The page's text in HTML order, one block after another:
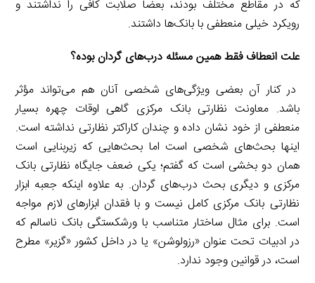
که در مقاطع مختلف بودند، بعضا صلابت کافی را نداشتند و
رویکرد خیلی منعطفی با بانک‌ها داشتند.
‌‌علت انعطاف فقط همین مسئله درب‌های گردان بوده؟
در کنار آن بعضی ویژگی‌های شخصی آنان هم می‌تواند مؤثر
باشد. معاونت نظارتی بانک‌ مرکزی گاهی اوقات چهره بسیار
منعطفی از خود نشان داده و چندان کاراکتر نظارتی نداشته است.
اینها بحث‌های شخصی است اما بحث‌هایی که زیربنایی است
همان دو بخشی است که گفتم؛ یکی ضعف جایگاه نظارتی بانک
مرکزی و دیگری بحث درب‌های گردان. به علاوه اینکه جعبه ابزار
نظارتی بانک مرکزی کامل نیست و با فقدان ابزارهای لازم مواجه
است. برای مثال ساختار متناسب با ورشکستگی بانک ناسالم که
در ادبیات تحت عنوان «رزولوشن» یا در داخل کشور «گزیر» مطرح
است، در قوانین وجود ندارد.